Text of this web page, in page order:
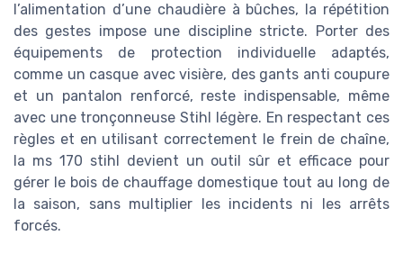
l’alimentation d’une chaudière à bûches, la répétition
des gestes impose une discipline stricte. Porter des
équipements de protection individuelle adaptés,
comme un casque avec visière, des gants anti coupure
et un pantalon renforcé, reste indispensable, même
avec une tronçonneuse Stihl légère. En respectant ces
règles et en utilisant correctement le frein de chaîne,
la ms 170 stihl devient un outil sûr et efficace pour
gérer le bois de chauffage domestique tout au long de
la saison, sans multiplier les incidents ni les arrêts
forcés.